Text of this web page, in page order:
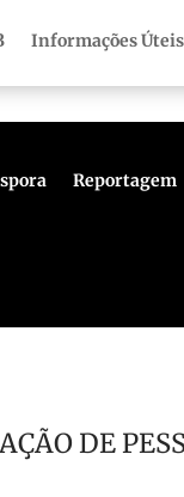
Informações Úteis
Reportagem
DE